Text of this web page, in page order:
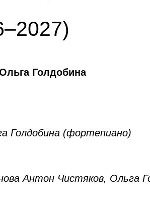
Голдобина
Голдобина (фортепиано)
Антон Чистяков, Ольга